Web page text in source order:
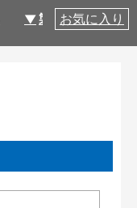
製品仕様
お気に入り